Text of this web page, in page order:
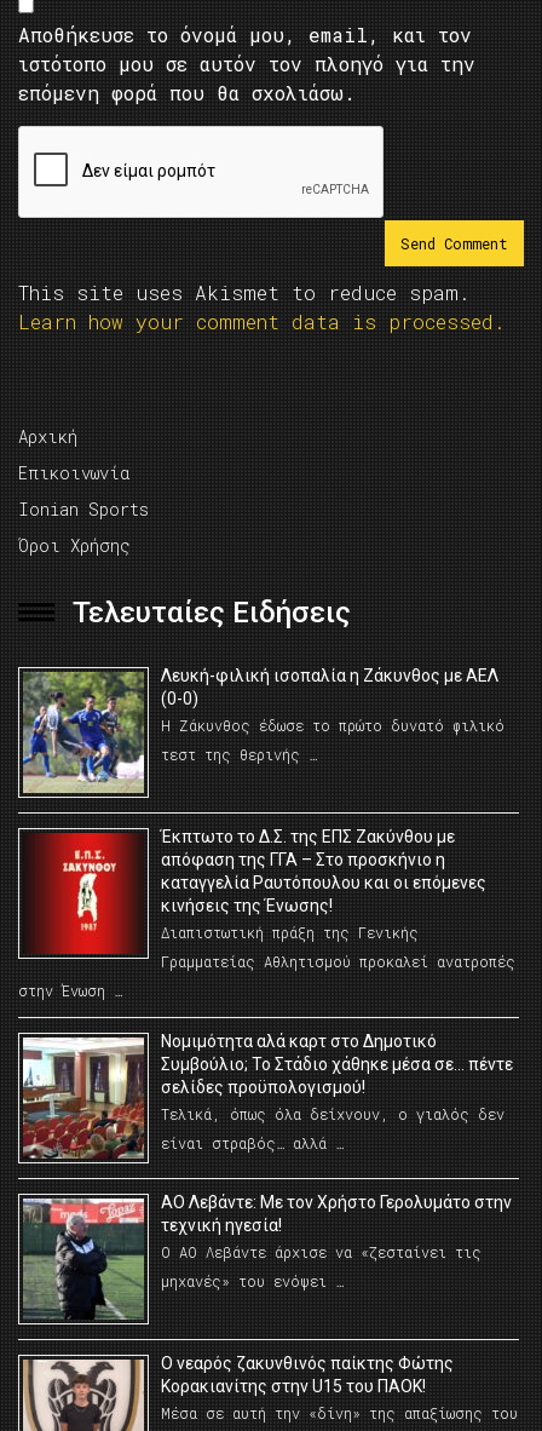
Αποθήκευσε το όνομά μου, email, και τον
ιστότοπο μου σε αυτόν τον πλοηγό για την
επόμενη φορά που θα σχολιάσω.
This site uses Akismet to reduce spam.
Learn how your comment data is processed.
Αρχική
Επικοινωνία
Ionian Sports
Όροι Χρήσης
Τελευταίες Ειδήσεις
Λευκή-φιλική ισοπαλία η Ζάκυνθος με ΑΕΛ
(0-0)
Η Ζάκυνθος έδωσε το πρώτο δυνατό φιλικό
τεστ της θερινής …
Έκπτωτο το Δ.Σ. της ΕΠΣ Ζακύνθου με
απόφαση της ΓΓΑ – Στο προσκήνιο η
καταγγελία Ραυτόπουλου και οι επόμενες
κινήσεις της Ένωσης!
Διαπιστωτική πράξη της Γενικής
Γραμματείας Αθλητισμού προκαλεί ανατροπές
στην Ένωση …
Νομιμότητα αλά καρτ στο Δημοτικό
Συμβούλιο; Το Στάδιο χάθηκε μέσα σε… πέντε
σελίδες προϋπολογισμού!
Τελικά, όπως όλα δείχνουν, ο γιαλός δεν
είναι στραβός… αλλά …
ΑΟ Λεβάντε: Με τον Χρήστο Γερολυμάτο στην
τεχνική ηγεσία!
Ο ΑΟ Λεβάντε άρχισε να «ζεσταίνει τις
μηχανές» του ενόψει …
O νεαρός ζακυνθινός παίκτης Φώτης
Κορακιανίτης στην U15 του ΠΑΟΚ!
Μέσα σε αυτή την «δίνη» της απαξίωσης του